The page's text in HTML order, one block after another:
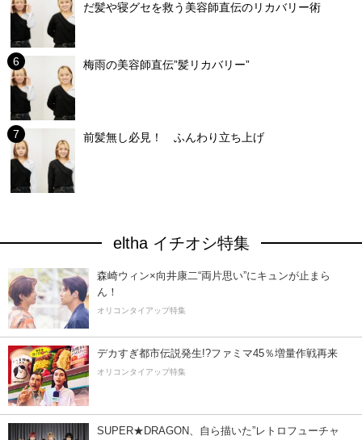
だ髪や寝グセを救う美容師直伝のリカバリー術
梅雨の美容師直伝”髪リカバリー”
前髪無し必見！ ふんわり立ち上げ
eltha イチオシ特集
森崎ウィン×向井康二“両片思い”にキュンが止まら
ん！
オリコンタイアップ特集
デカすぎ都市伝説発生!?ファミマ45％増量作戦再来
オリコンタイアップ特集
SUPER★DRAGON、自ら描いた”レトロフューチャ